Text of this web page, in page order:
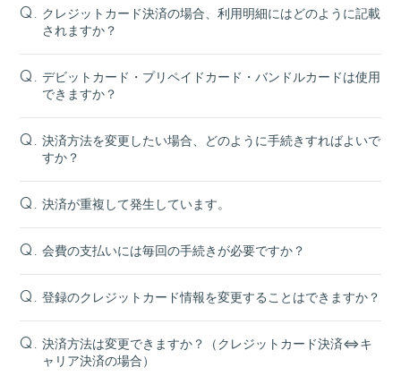
Q. クレジットカード決済の場合、利用明細にはどのように記載
されますか？
Q. デビットカード・プリペイドカード・バンドルカードは使用
できますか？
Q. 決済方法を変更したい場合、どのように手続きすればよいで
すか？
Q. 決済が重複して発生しています。
Q. 会費の支払いには毎回の手続きが必要ですか？
Q. 登録のクレジットカード情報を変更することはできますか？
Q. 決済方法は変更できますか？（クレジットカード決済⇔キ
ャリア決済の場合）